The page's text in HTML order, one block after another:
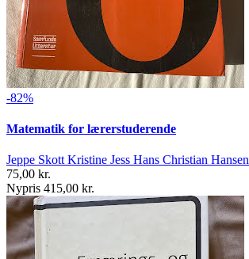
-82%
Matematik for lærerstuderende
Jeppe Skott Kristine Jess Hans Christian Hansen
75,00 kr.
Nypris 415,00 kr.